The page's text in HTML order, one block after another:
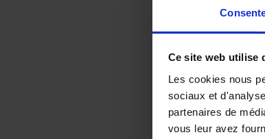
Ce site web utilise
Les cookies nous
sociaux et
partenaires de
vous leur avez